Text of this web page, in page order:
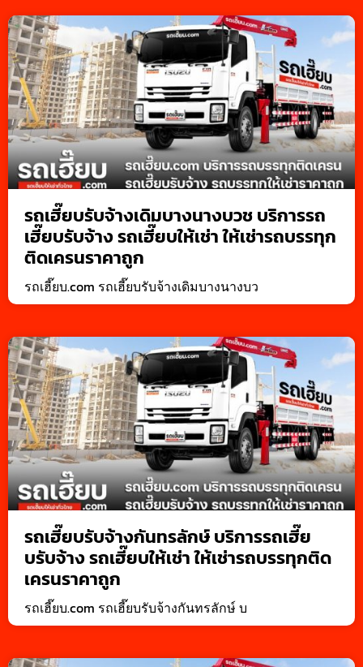
รถเฮี๊ยบรับจ้างเดิมบางนางบวช บริการรถ
เฮี๊ยบรับจ้าง รถเฮี๊ยบให้เช่า ให้เช่ารถบรรทุก
ติดเครนราคาถูก
รถเฮี๊ยบ.com รถเฮี๊ยบรับจ้างเดิมบางนางบว
รถเฮี๊ยบรับจ้างกันทรลักษ์ บริการรถเฮี๊ย
บรับจ้าง รถเฮี๊ยบให้เช่า ให้เช่ารถบรรทุกติด
เครนราคาถูก
รถเฮี๊ยบ.com รถเฮี๊ยบรับจ้างกันทรลักษ์ บ